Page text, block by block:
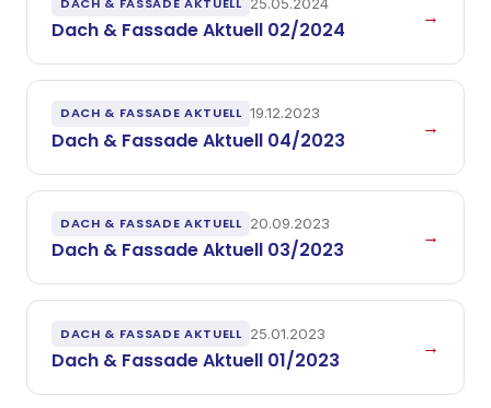
Dach & Fassade Aktuell 02/2024
→
DACH & FASSADE AKTUELL 19.12.2023
Dach & Fassade Aktuell 04/2023
→
DACH & FASSADE AKTUELL 20.09.2023
Dach & Fassade Aktuell 03/2023
→
DACH & FASSADE AKTUELL 25.01.2023
Dach & Fassade Aktuell 01/2023
→